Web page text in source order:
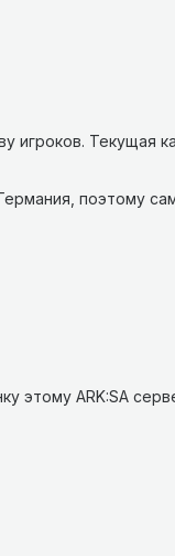
игроков. Текущая
поэтому
ARK:SA